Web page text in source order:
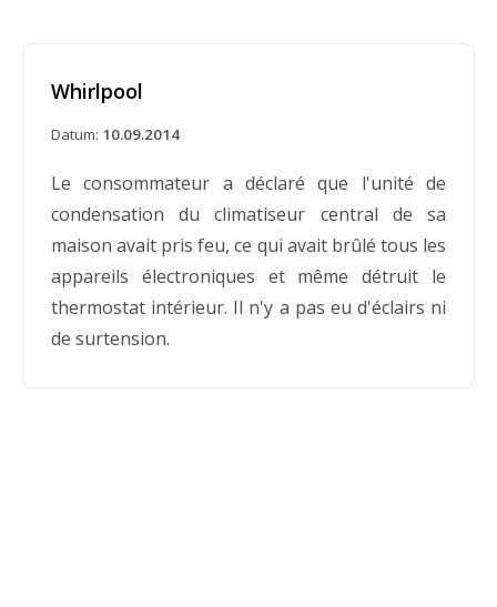
Whirlpool
Datum: 10.09.2014
Le consommateur a déclaré que l'unité de
condensation du climatiseur central de sa
maison avait pris feu, ce qui avait brûlé tous les
appareils électroniques et même détruit le
thermostat intérieur. Il n'y a pas eu d'éclairs ni
de surtension.